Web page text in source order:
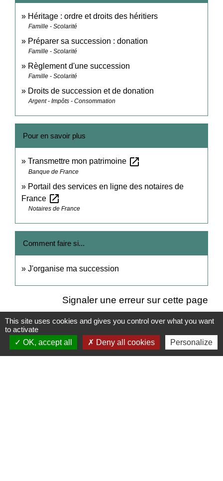
Héritage : ordre et droits des héritiers
Famille - Scolarité
Préparer sa succession : donation
Famille - Scolarité
Règlement d'une succession
Famille - Scolarité
Droits de succession et de donation
Argent - Impôts - Consommation
Pour en savoir plus
Transmettre mon patrimoine open_in_new
Banque de France
Portail des services en ligne des notaires de
France open_in_new
Notaires de France
Comment faire si...
J'organise ma succession
Signaler une erreur sur cette page
Contact Mairie
This site uses cookies and gives you control over what you want
to activate
OK, accept all
Deny all cookies Personalize